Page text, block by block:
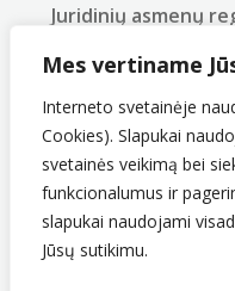
Mes vertiname
Interneto svetainėje
Cookies). Slapukai
svetainės veikimą bei
funkcionalumus ir
slapukai naudojami
Jūsų sutikimu.
Juridinių asmenų
PVM mokėtojo
LT907432416